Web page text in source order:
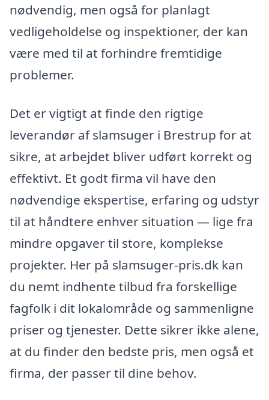
nødvendig, men også for planlagt
vedligeholdelse og inspektioner, der kan
være med til at forhindre fremtidige
problemer.
Det er vigtigt at finde den rigtige
leverandør af slamsuger i Brestrup for at
sikre, at arbejdet bliver udført korrekt og
effektivt. Et godt firma vil have den
nødvendige ekspertise, erfaring og udstyr
til at håndtere enhver situation — lige fra
mindre opgaver til store, komplekse
projekter. Her på slamsuger-pris.dk kan
du nemt indhente tilbud fra forskellige
fagfolk i dit lokalområde og sammenligne
priser og tjenester. Dette sikrer ikke alene,
at du finder den bedste pris, men også et
firma, der passer til dine behov.